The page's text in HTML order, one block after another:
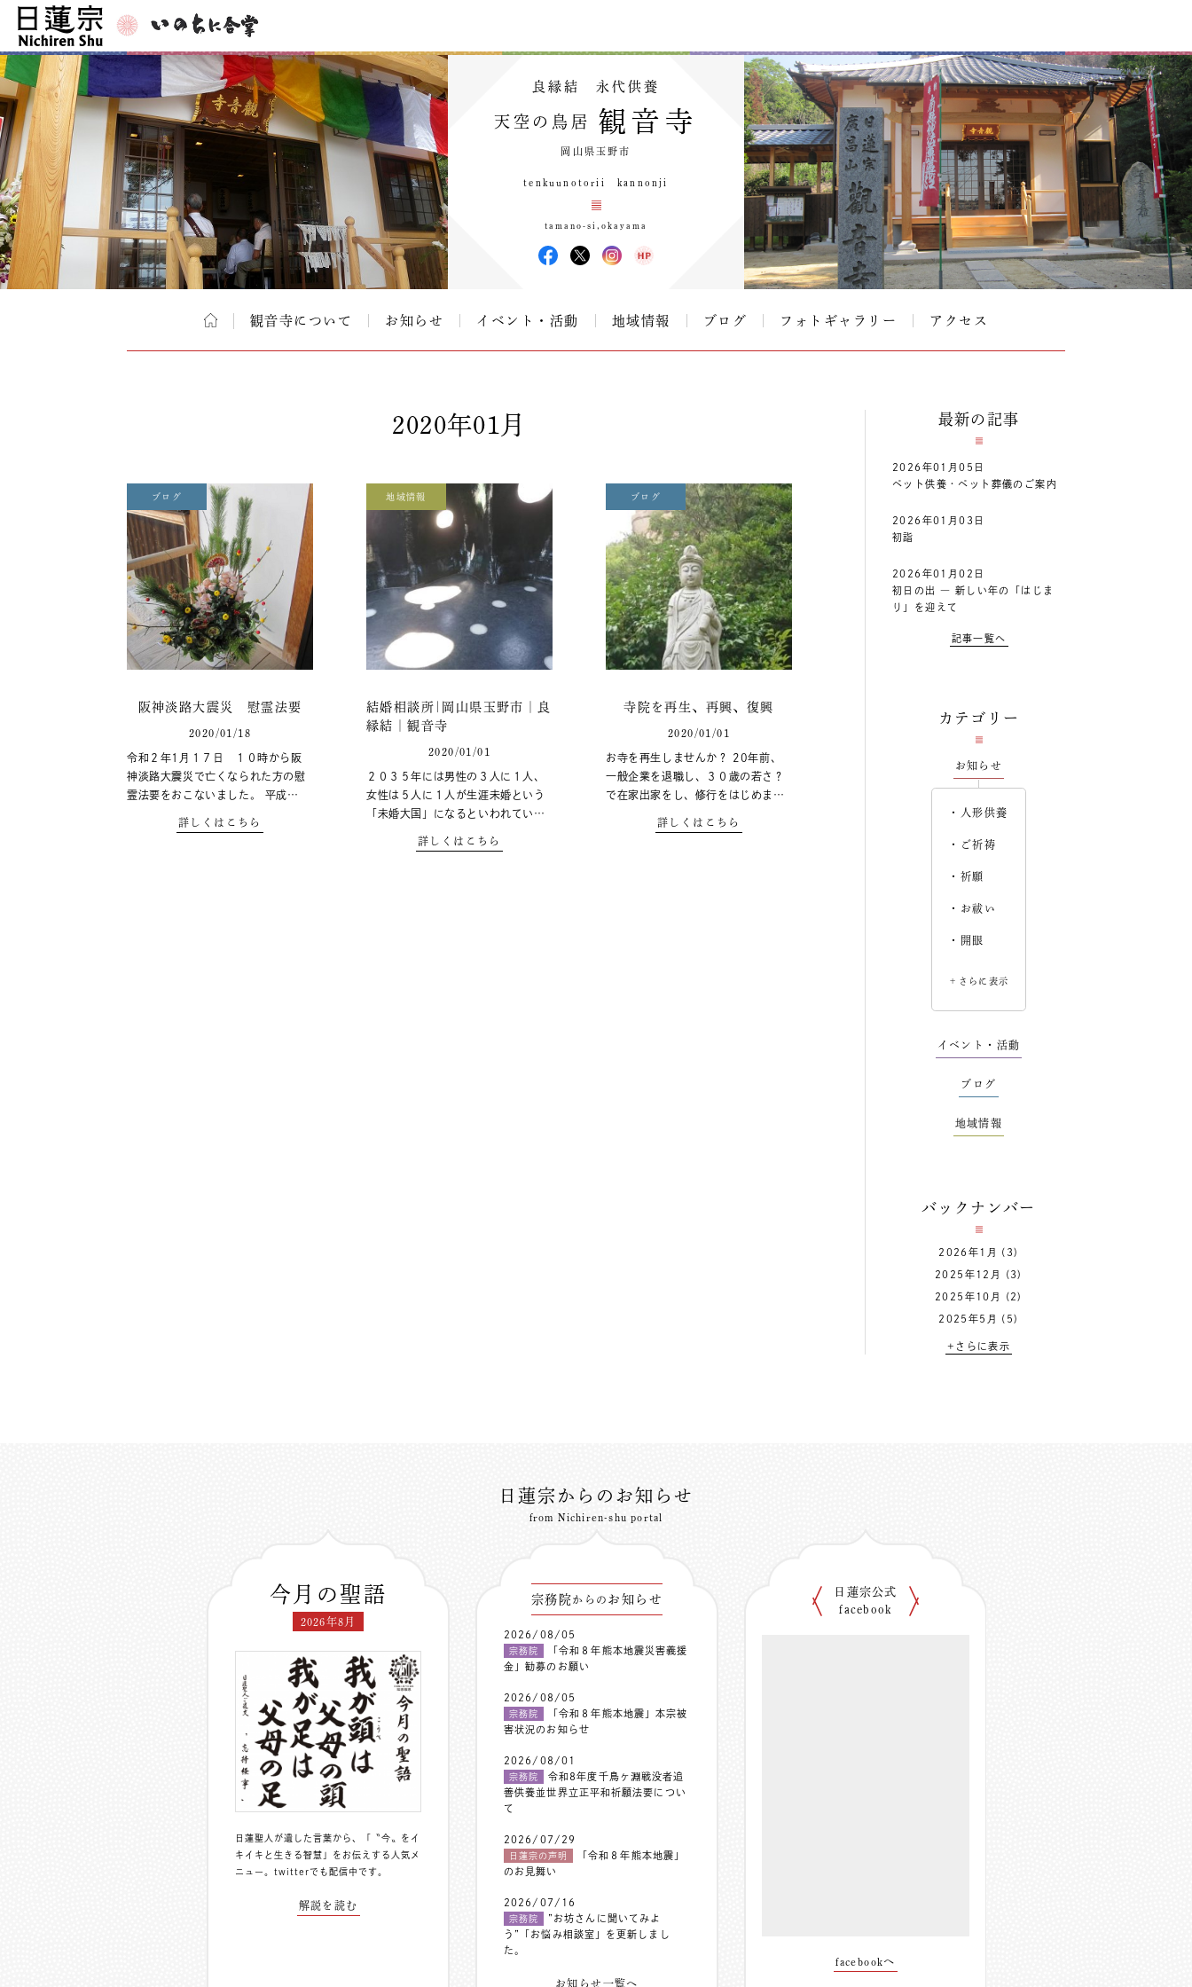
良縁結 永代供養
天空の鳥居 観音寺
岡山県玉野市
tenkuunotorii kannonji
tamano-si,okayama
観音寺について お知らせ イベント・活動 地域情報 ブログ フォトギャラリー アクセス
2020年01月
ブログ
阪神淡路大震災 慰霊法要
2020/01/18
令和２年1月１７日 １０時から阪
神淡路大震災で亡くなられた方の慰
霊法要をおこないました。 平成…
詳しくはこちら
地域情報
結婚相談所|岡山県玉野市｜良
縁結｜観音寺
2020/01/01
２０３５年には男性の３人に１人、
女性は５人に１人が生涯未婚という
「未婚大国」になるといわれてい…
詳しくはこちら
ブログ
寺院を再生、再興、復興
2020/01/01
お寺を再生しませんか？ 20年前、
一般企業を退職し、３０歳の若さ？
で在家出家をし、修行をはじめま…
詳しくはこちら
最新の記事
2026年01月05日
ペット供養・ペット葬儀のご案内
2026年01月03日
初詣
2026年01月02日
初日の出 ― 新しい年の「はじま
り」を迎えて
記事一覧へ
カテゴリー
お知らせ
人形供養
ご祈祷
祈願
お祓い
開眼
＋さらに表示
イベント・活動
ブログ
地域情報
バックナンバー
2026年1月 (3)
2025年12月 (3)
2025年10月 (2)
2025年5月 (5)
+さらに表示
日蓮宗からのお知らせ
from Nichiren-shu portal
今月の聖語
2026年8月
日蓮聖人が遺した言葉から、「〝今〟をイ
キイキと生きる智慧」をお伝えする人気メ
ニュー。 twitterでも配信中 です。
解説を読む
宗務院からの お知らせ
2026/08/05
宗務院
「令和８年熊本地震災害義援
金」勧募のお願い
2026/08/05
宗務院
「令和８年熊本地震」本宗被
害状況のお知らせ
2026/08/01
宗務院
令和8年度千鳥ヶ淵戦没者追
善供養並世界立正平和祈願法要につい
て
2026/07/29
日蓮宗の声明
「令和８年熊本地震」
のお見舞い
2026/07/16
宗務院
”お坊さんに聞いてみよ
う”「お悩み相談室」を更新しまし
た。
お知らせ一覧へ
日蓮宗公式
facebook
facebookへ